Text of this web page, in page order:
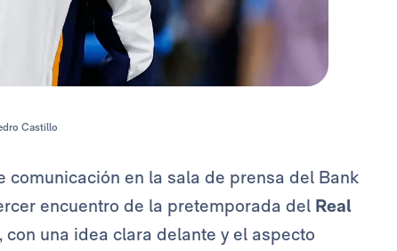
Castillo
comunicación en la sala de prensa del Bank
encuentro de la pretemporada del Real
una idea clara delante y el aspecto